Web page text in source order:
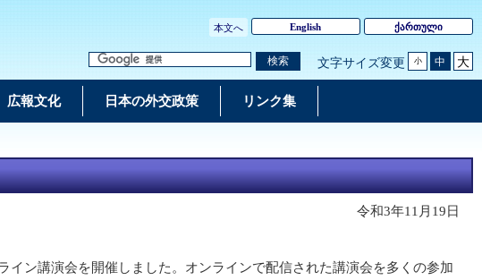
本文へ English ქართული
検索 文字サイズ変更 小 中 大
広報文化 日本の外交政策 リンク集
令和3年11月19日
ン講演会を開催しました。オンラインで配信された講演会を多くの参加